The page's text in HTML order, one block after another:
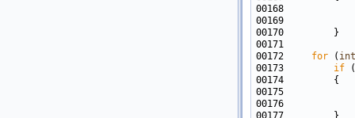
00168
00169
00172 for ( int
00173 if
00175
00176